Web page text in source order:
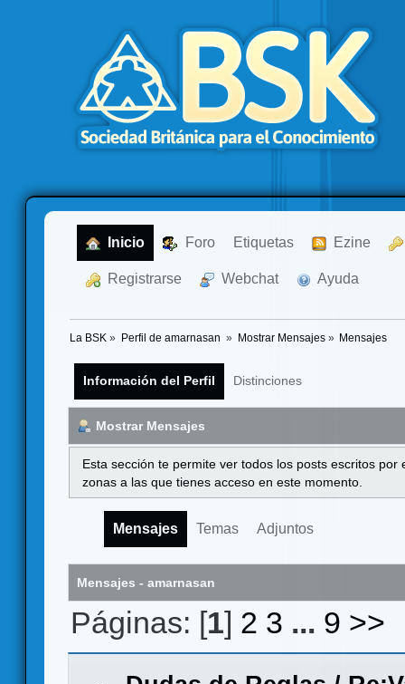
Inicio Foro Etiquetas Ezine
Registrarse Webchat Ayuda
La BSK » Perfil de amarnasan » Mostrar Mensajes» Mensajes
Información del Perfil Distinciones
Mostrar Mensajes
Esta sección te permite ver todos los posts escritos
zonas a las que tienes acceso en este momento.
Mensajes Temas Adjuntos
Mensajes - amarnasan
Páginas: [1] 2 3 ... 9 >>